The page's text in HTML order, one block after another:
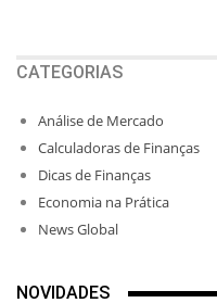
CATEGORIAS
Análise de Mercado
Calculadoras de Finanças
Dicas de Finanças
Economia na Prática
News Global
NOVIDADES